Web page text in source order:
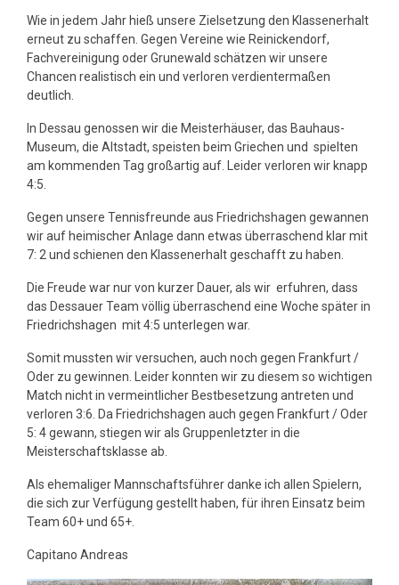
Wie in jedem Jahr hieß unsere Zielsetzung den Klassenerhalt
erneut zu schaffen. Gegen Vereine wie Reinickendorf,
Fachvereinigung oder Grunewald schätzen wir unsere
Chancen realistisch ein und verloren verdientermaßen
deutlich.
In Dessau genossen wir die Meisterhäuser, das Bauhaus-
Museum, die Altstadt, speisten beim Griechen und spielten
am kommenden Tag großartig auf. Leider verloren wir knapp
4:5.
Gegen unsere Tennisfreunde aus Friedrichshagen gewannen
wir auf heimischer Anlage dann etwas überraschend klar mit
7: 2 und schienen den Klassenerhalt geschafft zu haben.
Die Freude war nur von kurzer Dauer, als wir erfuhren, dass
das Dessauer Team völlig überraschend eine Woche später in
Friedrichshagen mit 4:5 unterlegen war.
Somit mussten wir versuchen, auch noch gegen Frankfurt /
Oder zu gewinnen. Leider konnten wir zu diesem so wichtigen
Match nicht in vermeintlicher Bestbesetzung antreten und
verloren 3:6. Da Friedrichshagen auch gegen Frankfurt / Oder
5: 4 gewann, stiegen wir als Gruppenletzter in die
Meisterschaftsklasse ab.
Als ehemaliger Mannschaftsführer danke ich allen Spielern,
die sich zur Verfügung gestellt haben, für ihren Einsatz beim
Team 60+ und 65+.
Capitano Andreas